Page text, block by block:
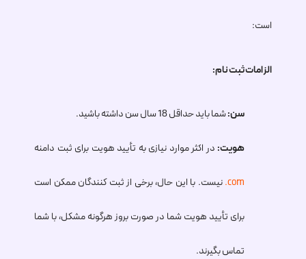
است:
الزامات ثبت نام:
سن:شما باید حداقل 18 سال سن داشته باشید.
هویت: در اکثر موارد نیازی به تأیید هویت برای ثبت دامنه
.comنیست. با این حال، برخی از ثبت کنندگان ممکن است
برای تأیید هویت شما در صورت بروز هرگونه مشکل، با شما
تماس بگیرند.